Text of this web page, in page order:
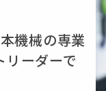
機械の専業
リーダーで